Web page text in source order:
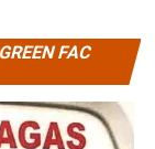
FAC